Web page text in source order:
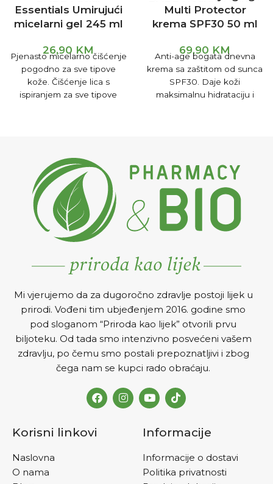
Essentials Umirujući
micelarni gel 245 ml
26,90 KM
Pjenasto micelarno čišćenje
pogodno za sve tipove
kože. Čišćenje lica s
ispiranjem za sve tipove
Multi Protector
krema SPF30 50 ml
69,90 KM
Anti-age bogata dnevna
krema sa zaštitom od sunca
SPF30. Daje koži
maksimalnu hidrataciju i
Mi vjerujemo da za dugoročno zdravlje postoji lijek u
prirodi. Vođeni tim ubjeđenjem 2016. godine smo
pod sloganom “Priroda kao lijek” otvorili prvu
biljoteku. Od tada smo intenzivno posvećeni vašem
zdravlju, po čemu smo postali prepoznatljivi i zbog
čega nam se kupci rado obraćaju.
Korisni linkovi
Naslovna
O nama
Informacije
Informacije o dostavi
Politika privatnosti